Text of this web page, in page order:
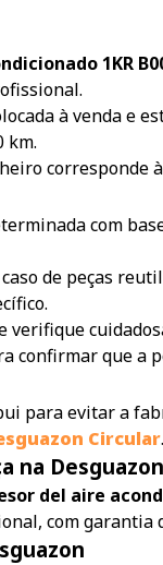
1KR
à venda e
km.
corresponde
com
de peças
verifique
confirmar que a
para evitar a
Circular.
na Desguazon
del aire
com garantia